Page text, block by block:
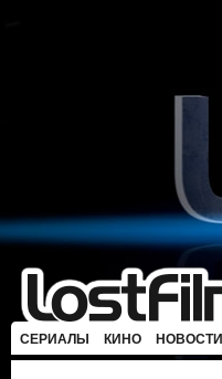
СЕРИАЛЫ КИНО НОВОСТИ